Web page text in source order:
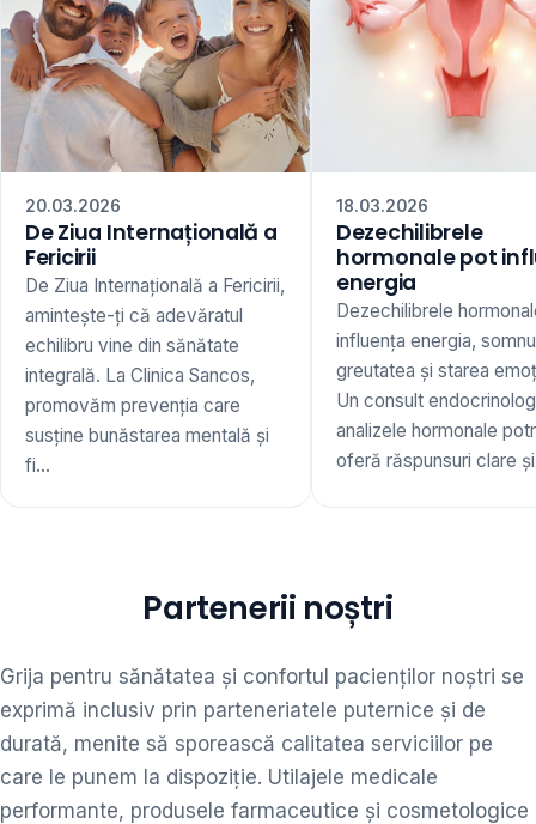
20.03.2026
De Ziua Internațională a
Fericirii
De Ziua Internațională a Fericirii,
amintește-ți că adevăratul
echilibru vine din sănătate
integrală. La Clinica Sancos,
promovăm prevenția care
susține bunăstarea mentală și
fi...
18.03.2026
Dezechilibrele
hormonale pot
energia
Dezechilibrele
influența energia,
greutatea și starea
Un consult
analizele hormonale
oferă răspunsuri clare
Partenerii noștri
Grija pentru sănătatea și confortul pacienților noștri se
exprimă inclusiv prin parteneriatele puternice și de
durată, menite să sporească calitatea serviciilor pe
care le punem la dispoziție. Utilajele medicale
performante, produsele farmaceutice și cosmetologice